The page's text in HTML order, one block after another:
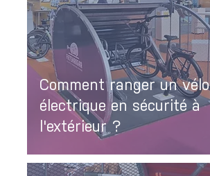
Comment ranger un vélo
électrique en sécurité à
l'extérieur ?